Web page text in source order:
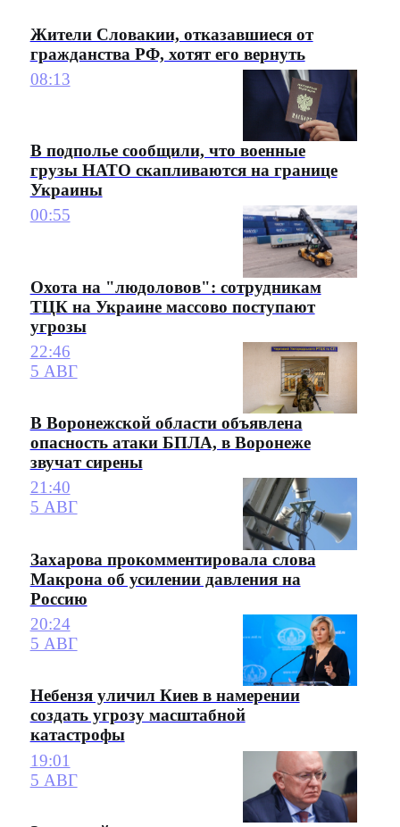
Жители Словакии, отказавшиеся от
гражданства РФ, хотят его вернуть
08:13
В подполье сообщили, что военные
грузы НАТО скапливаются на границе
Украины
00:55
Охота на "людоловов": сотрудникам
ТЦК на Украине массово поступают
угрозы
22:46
5 АВГ
В Воронежской области объявлена
опасность атаки БПЛА, в Воронеже
звучат сирены
21:40
5 АВГ
Захарова прокомментировала слова
Макрона об усилении давления на
Россию
20:24
5 АВГ
Небензя уличил Киев в намерении
создать угрозу масштабной
катастрофы
19:01
5 АВГ